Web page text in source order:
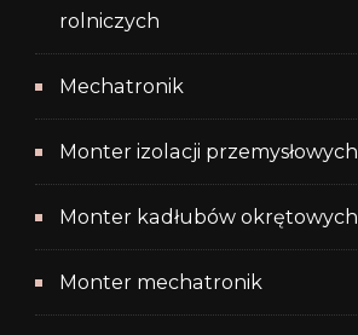
rolniczych
Mechatronik
Monter izolacji przemysłowych
Monter kadłubów okrętowych
Monter mechatronik